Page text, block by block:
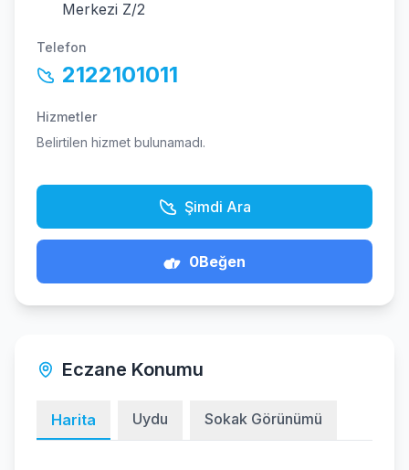
Merkezi Z/2
Telefon
2122101011
Hizmetler
Belirtilen hizmet bulunamadı.
Şimdi Ara
0Beğen
Eczane Konumu
Harita Uydu Sokak Görünümü